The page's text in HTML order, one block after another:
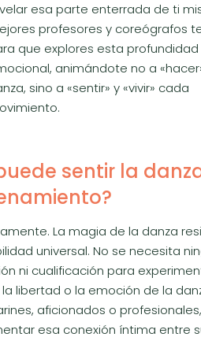
esa parte enterrada de ti
profesores y coreógrafos
que explores esta profundidad
animándote no a
sino a «sentir» y «vivir» cada
sentir la
La magia de la danza
universal. No se necesita
ni cualificación para
libertad o la emoción de la
aficionados o
esa conexión íntima entre